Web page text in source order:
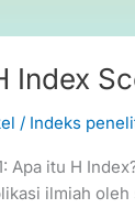
Index
/ Indeks
Apa itu H
ilmiah